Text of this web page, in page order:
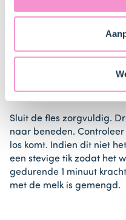
ons
naar technology
Staten. Je kunt op elk
Schud de fles een paar
Open de fles en voeg de
de markering op de
Sluit de fles zorgvuldig.
naar beneden.
los komt. Indien dit niet
een stevige tik zodat het
gedurende 1 minuut
met de melk is gemengd.